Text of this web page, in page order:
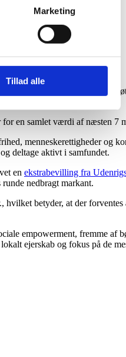
Marketing
Tillad alle
puljer.
mio. kr. genansøgninger af
for en samlet værdi af næsten 7
menneskerettigheder og
deltage aktivt i samfundet.
en ekstrabevilling fra
nedbragt markant.
betyder, at der
empowerment, fremme af
ejerskab og fokus på de